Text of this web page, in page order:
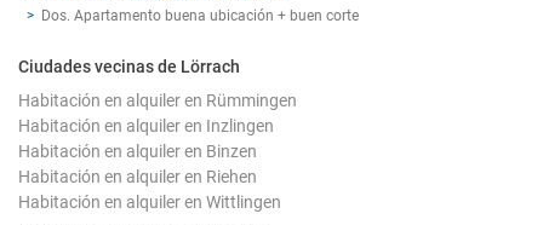
Dos. Apartamento buena ubicación + buen corte
Ciudades vecinas de Lörrach
Habitación en alquiler en Rümmingen
Habitación en alquiler en Inzlingen
Habitación en alquiler en Binzen
Habitación en alquiler en Riehen
Habitación en alquiler en Wittlingen